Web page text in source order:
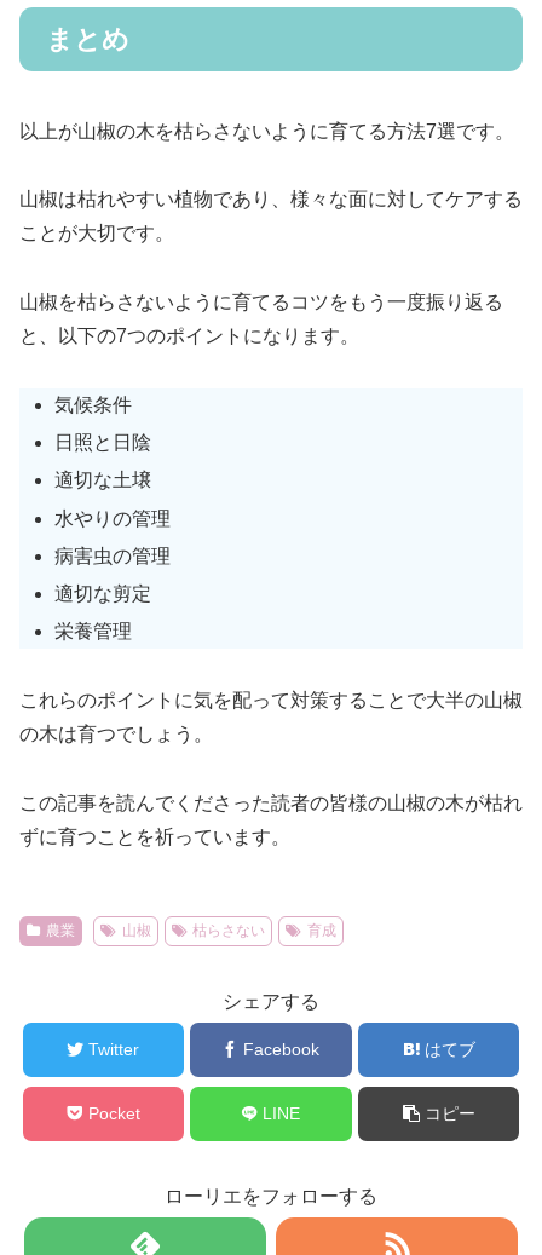
まとめ
以上が山椒の木を枯らさないように育てる方法7選です。
山椒は枯れやすい植物であり、様々な面に対してケアする
ことが大切です。
山椒を枯らさないように育てるコツをもう一度振り返る
と、以下の7つのポイントになります。
気候条件
日照と日陰
適切な土壌
水やりの管理
病害虫の管理
適切な剪定
栄養管理
これらのポイントに気を配って対策することで大半の山椒
の木は育つでしょう。
この記事を読んでくださった読者の皆様の山椒の木が枯れ
ずに育つことを祈っています。
農業 山椒 枯らさない 育成
シェアする
Twitter Facebook はてブ
Pocket LINE コピー
ローリエをフォローする